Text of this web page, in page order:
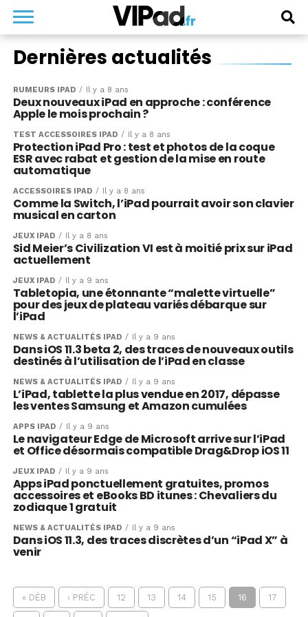
Dernières actualités
RUMEURS IPAD Il y a 8 ans
Deux nouveaux iPad en approche : conférence
Apple le mois prochain ?
TEST ACCESSOIRES IPAD Il y a 8 ans
Protection iPad Pro : test et photos de la coque
ESR avec rabat et gestion de la mise en route
automatique
ACCESSOIRES IPAD Il y a 8 ans
Comme la Switch, l’iPad pourrait avoir son clavier
musical en carton
JEUX IPAD Il y a 8 ans
Sid Meier’s Civilization VI est à moitié prix sur iPad
actuellement
JEUX IPAD Il y a 9 ans
Tabletopia, une étonnante “malette virtuelle”
pour des jeux de plateau variés débarque sur
l’iPad
NEWS & ACTUALITÉS IPAD Il y a 9 ans
Dans iOS 11.3 beta 2, des traces de nouveaux outils
destinés à l’utilisation de l’iPad en classe
NEWS & ACTUALITÉS IPAD Il y a 9 ans
L’iPad, tablette la plus vendue en 2017, dépasse
les ventes Samsung et Amazon cumulées
APPS IPAD Il y a 9 ans
Le navigateur Edge de Microsoft arrive sur l’iPad
et Office désormais compatible Drag&Drop iOS 11
JEUX IPAD Il y a 9 ans
Apps iPad ponctuellement gratuites, promos
accessoires et eBooks BD itunes : Chevaliers du
zodiaque 1 gratuit
NEWS & ACTUALITÉS IPAD Il y a 9 ans
Dans iOS 11.3, des traces discrètes d’un “iPad X” à
venir
« DÉB ‹ PRÉC 12 13 14 15 16 17